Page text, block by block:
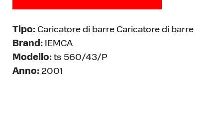
Tipo: Caricatore di barre Caricatore di barre
Brand: IEMCA
Modello: ts 560/43/P
Anno: 2001